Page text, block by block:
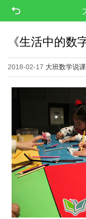
《生活中的数
2018-02-17 大班数学说